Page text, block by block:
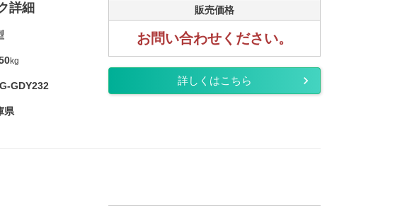
詳細
kg
GDY232
県
販売価格
お問い合わせください。
詳しくはこちら